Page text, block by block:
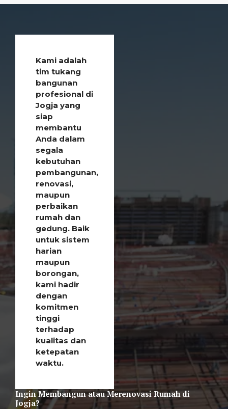
Ingin Membangun atau Merenovasi Rumah di
Jogja?
Kami adalah
tim tukang
bangunan
profesional di
Jogja yang
siap
membantu
Anda dalam
segala
kebutuhan
pembangunan,
renovasi,
maupun
perbaikan
rumah dan
gedung. Baik
untuk sistem
harian
maupun
borongan,
kami hadir
dengan
komitmen
tinggi
terhadap
kualitas dan
ketepatan
waktu.